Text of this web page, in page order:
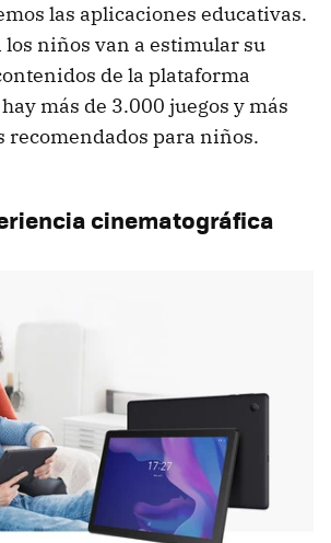
las aplicaciones educativas.
los niños van a estimular su
de la plataforma
más de 3.000 juegos y más
recomendados para niños.
cinematográfica